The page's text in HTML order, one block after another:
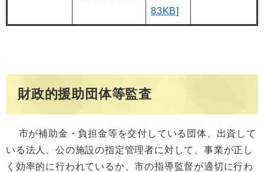
83KB]
財政的援助団体等監査
市が補助金・負担金等を交付している団体、出資して
いる法人、公の施設の指定管理者に対して、事業が正し
く効率的に行われているか、市の指導監督が適切に行わ